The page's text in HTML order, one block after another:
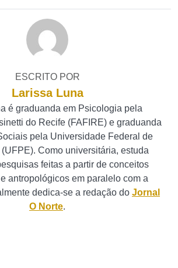
ESCRITO POR
Larissa Luna
é graduanda em Psicologia pela
do Recife (FAFIRE) e graduanda
pela Universidade Federal de
Como universitária, estuda
feitas a partir de conceitos
antropológicos em paralelo com a
dedica-se a redação do Jornal
O Norte.